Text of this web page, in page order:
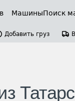
МашиныПоиск
Добавить груз